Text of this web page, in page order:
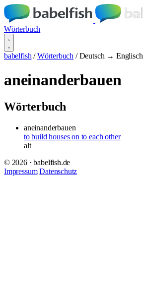
Wörterbuch
babelfish / Wörterbuch / Deutsch → Englisch
aneinanderbauen
Wörterbuch
aneinanderbauen
to build houses on to each other
alt
© 2026 · babelfish.de
Impressum Datenschutz